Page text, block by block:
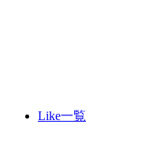
Like一覧